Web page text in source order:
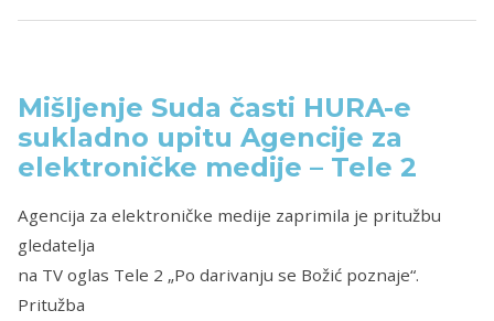
Mišljenje Suda časti HURA-e
sukladno upitu Agencije za
elektroničke medije – Tele 2
Agencija za elektroničke medije zaprimila je pritužbu
gledatelja
na TV oglas Tele 2 „Po darivanju se Božić poznaje“.
Pritužba